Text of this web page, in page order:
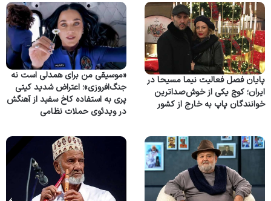
پایان فصل فعالیت نیما مسیحا در
ایران؛ کوچ یکی از خوش‌صداترین
خوانندگان پاپ به خارج از کشور
«موسیقی من برای همدلی است نه
جنگ‌افروزی»؛ اعتراض شدید کیتی
پری به استفاده کاخ سفید از آهنگش
در ویدئوی حملات نظامی